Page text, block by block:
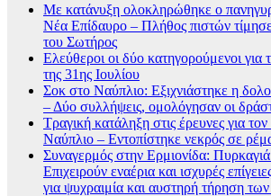
Με κατάνυξη ολοκληρώθηκε ο
Νέα Επίδαυρο – Πλήθος πιστών
του Σωτήρος
Ελεύθεροι οι δύο κατηγορούμενοι για
της 31ης Ιουλίου
Σοκ στο Ναύπλιο: Εξιχνιάστηκε η
– Δύο συλλήψεις, ομολόγησαν οι
Τραγική κατάληξη στις έρευνες για
Ναύπλιο – Εντοπίστηκε νεκρός σε
Συναγερμός στην Ερμιονίδα:
Επιχειρούν εναέρια και ισχυρές
για ψυχραιμία και αυστηρή τήρηση